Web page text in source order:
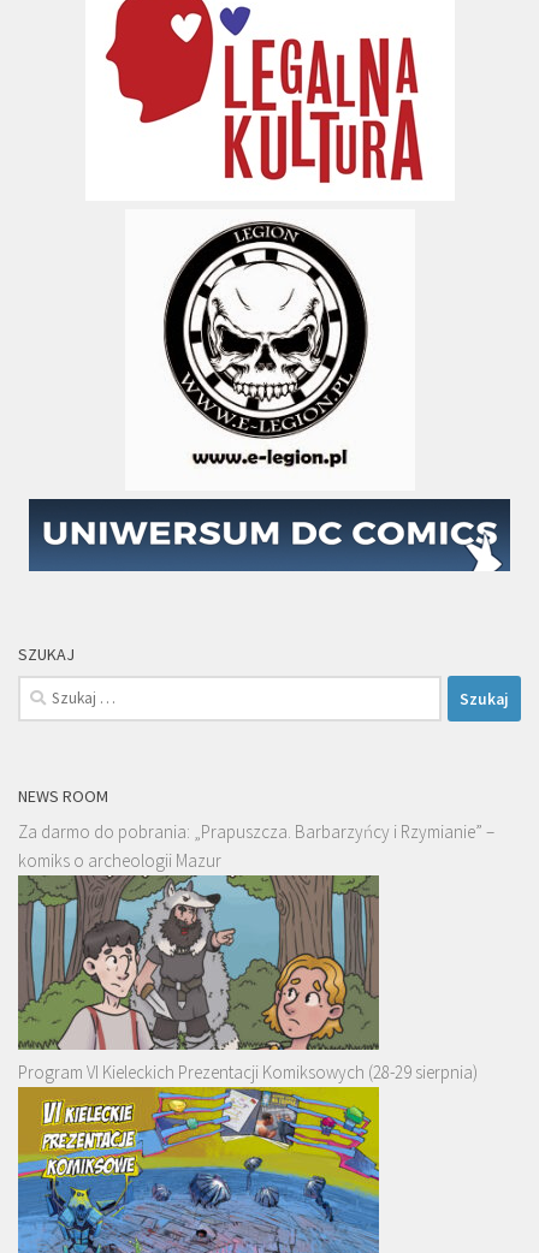
SZUKAJ
Szukaj:
NEWS ROOM
Za darmo do pobrania: „Prapuszcza. Barbarzyńcy i Rzymianie” –
komiks o archeologii Mazur
Program VI Kieleckich Prezentacji Komiksowych (28-29 sierpnia)